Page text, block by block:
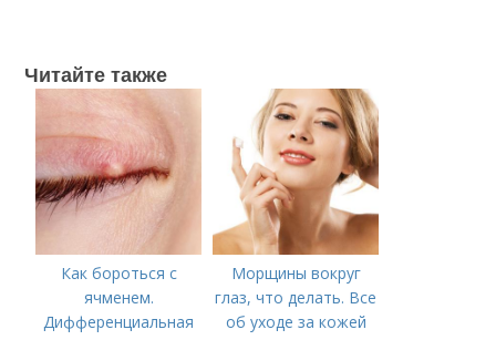
Читайте также
Как бороться с
ячменем.
Дифференциальная
Морщины вокруг
глаз, что делать. Все
об уходе за кожей